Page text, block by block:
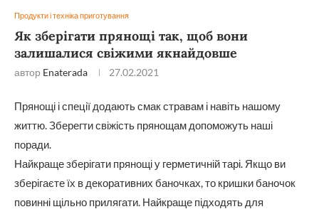
Продукти і техніка приготування
Як зберігати прянощі так, щоб вони
залишалися свіжими якнайдовше
автор Enaterada 27.02.2021
Прянощі і спеції додають смак стравам і навіть нашому
життю. Зберегти свіжість прянощам допоможуть наші
поради.
Найкраще зберігати прянощі у герметичній тарі. Якщо ви
зберігаєте їх в декоративних баночках, то кришки баночок
повинні щільно прилягати. Найкраще підходять для